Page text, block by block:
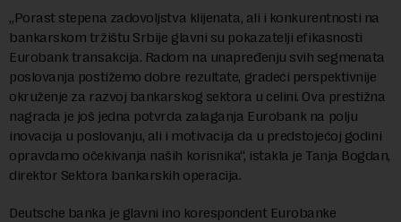
„Porast stepena zadovoljstva klijenata, ali i konkurentnosti na
bankarskom tržištu Srbije glavni su pokazatelji efikasnosti
Eurobank transakcija. Radom na unapređenju svih segmenata
poslovanja postižemo dobre rezultate, gradeći perspektivnije
okruženje za razvoj bankarskog sektora u celini. Ova prestižna
nagrada je još jedna potvrda zalaganja Eurobank na polju
inovacija u poslovanju, ali i motivacija da u predstojećoj godini
opravdamo očekivanja naših korisnika“, istakla je Tanja Bogdan,
direktor Sektora bankarskih operacija.
Deutsche banka je glavni ino korespondent Eurobanke